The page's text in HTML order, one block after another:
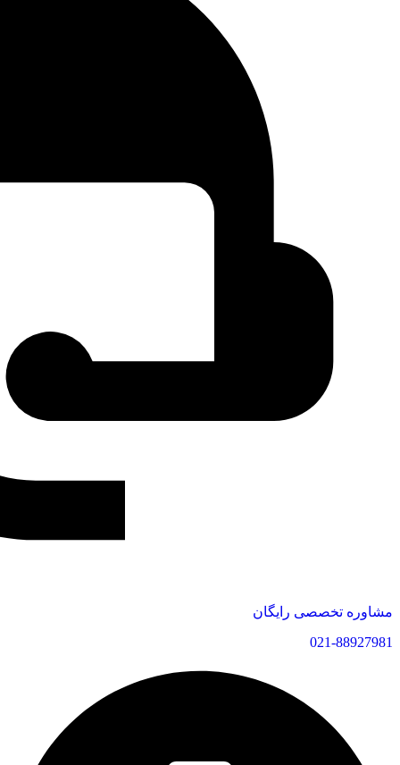
مشاوره تخصصی رایگان
021-88927981